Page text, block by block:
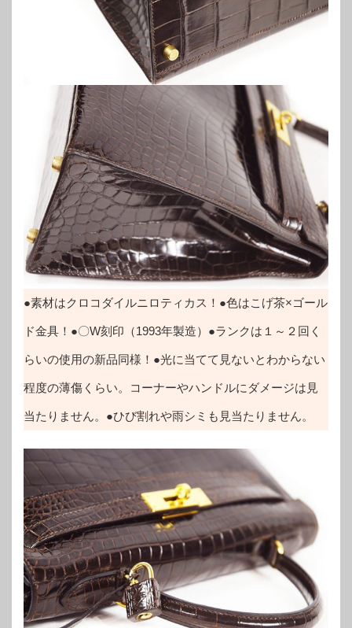
●素材はクロコダイルニロティカス！●色はこげ茶×ゴール
ド金具！●〇W刻印（1993年製造）●ランクは１～２回く
らいの使用の新品同様！●光に当てて見ないとわからない
程度の薄傷くらい。コーナーやハンドルにダメージは見
当たりません。●ひび割れや雨シミも見当たりません。